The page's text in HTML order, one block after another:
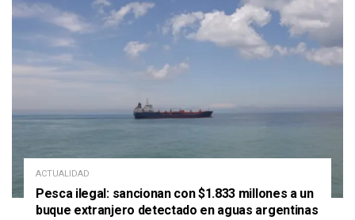
ACTUALIDAD
Pesca ilegal: sancionan con $1.833 millones a un
buque extranjero detectado en aguas argentinas